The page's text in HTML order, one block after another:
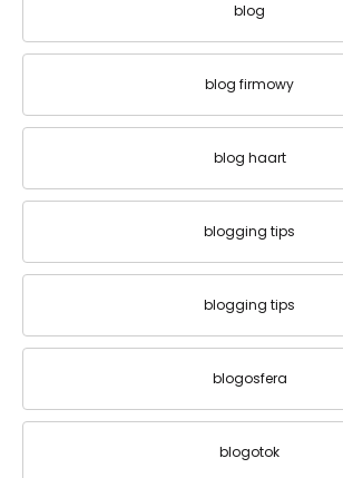
blog
blog firmowy
blog haart
blogging tips
blogging tips
blogosfera
blogotok